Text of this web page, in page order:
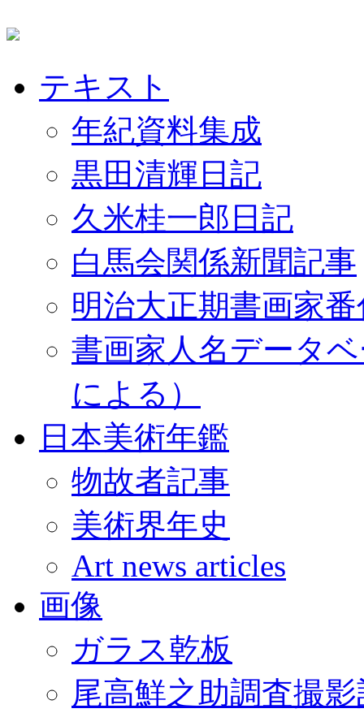
テキスト
年紀資料集成
黒田清輝日記
久米桂一郎日記
白馬会関係新聞記事
明治大正期書画家
書画家人名データ
による）
日本美術年鑑
物故者記事
美術界年史
Art news articles
画像
ガラス乾板
尾高鮮之助調査撮